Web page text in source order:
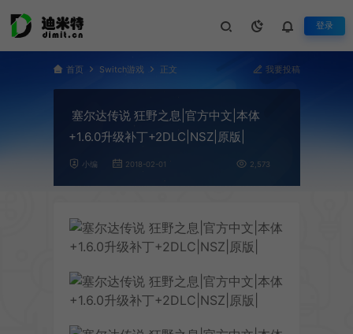
登录
首页 Switch游戏 正文 我要投稿
塞尔达传说 狂野之息|官方中文|本体
+1.6.0升级补丁+2DLC|NSZ|原版|
小编 2018-02-01 2,573